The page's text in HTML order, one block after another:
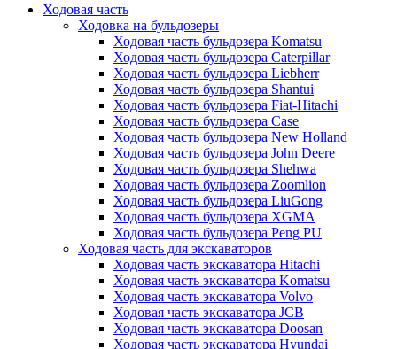
Ходовая часть
Ходовка на бульдозеры
Ходовая часть бульдозера Komatsu
Ходовая часть бульдозера Caterpillar
Ходовая часть бульдозера Liebherr
Ходовая часть бульдозера Shantui
Ходовая часть бульдозера Fiat-Hitachi
Ходовая часть бульдозера Case
Ходовая часть бульдозера New Holland
Ходовая часть бульдозера John Deere
Ходовая часть бульдозера Shehwa
Ходовая часть бульдозера Zoomlion
Ходовая часть бульдозера LiuGong
Ходовая часть бульдозера XGMA
Ходовая часть бульдозера Peng PU
Ходовая часть для экскаваторов
Ходовая часть экскаватора Hitachi
Ходовая часть экскаватора Komatsu
Ходовая часть экскаватора Volvo
Ходовая часть экскаватора JCB
Ходовая часть экскаватора Doosan
Ходовая часть экскаватора Hyundai